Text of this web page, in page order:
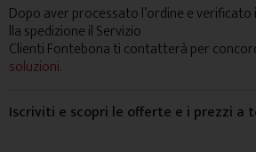
Dopo aver processato l’ordine e
lla spedizione il Servizio
Clienti Fontebona ti contatterà per
soluzioni.
Iscriviti e scopri le offerte e i prezzi a